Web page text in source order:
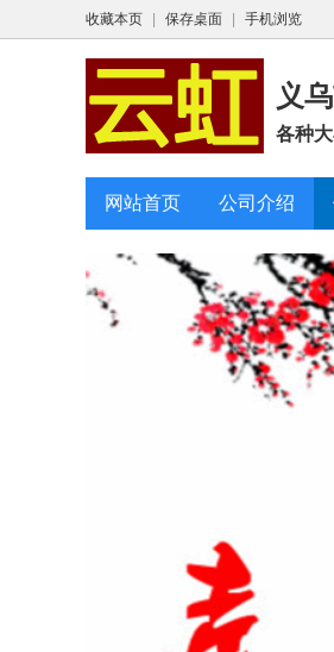
收藏本页 保存桌面 手机浏览
义
各种
网站首页 公司介绍